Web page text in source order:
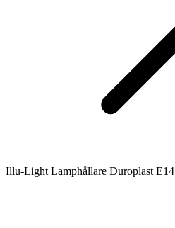
Illu-Light Lamphållare Duroplast E14